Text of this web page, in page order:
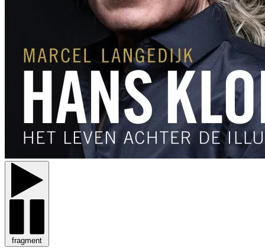
fragment